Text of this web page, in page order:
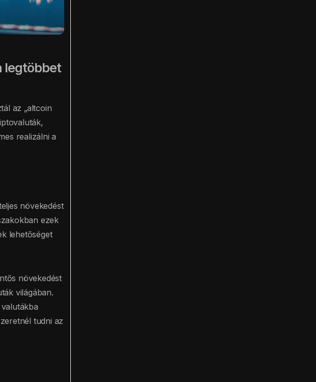
legtöbbet
az „altcoin
realizálni a
növekedést
ezek
lehetőséget
növekedést
világában.
tudni az